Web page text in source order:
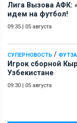
Лига Вызова АФК:
идем на футбол!
09:35 | 05 августа
СУПЕРНОВОСТЬ /
Игрок сборной
Узбекистане
09:30 | 05 августа